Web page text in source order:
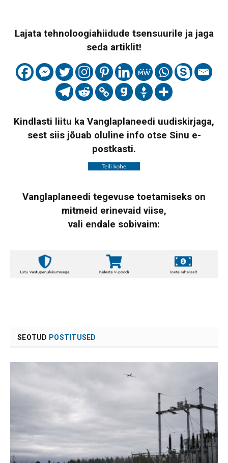
Lajata tehnoloogiahiidude tsensuurile ja jaga
seda artiklit!
Kindlasti liitu ka Vanglaplaneedi uudiskirjaga,
sest siis jõuab oluline info otse Sinu e-
postkasti.
Vanglaplaneedi tegevuse toetamiseks on
mitmeid erinevaid viise,
vali endale sobivaim:
SEOTUD POSTITUSED